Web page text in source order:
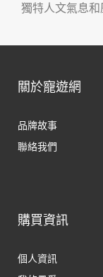
獨特人文氣息
關於寵遊網
品牌故事
聯絡我們
購買資訊
個人資訊